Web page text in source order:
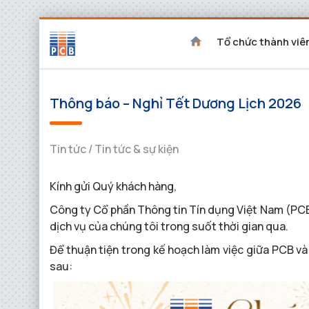
Tổ chức thành
Thông báo – Nghỉ Tết Dương Lịch 2026
Tin tức / Tin tức & sự kiện
Kính gửi Quý khách hàng,
Công ty Cổ phần Thông tin Tín dụng Việt Nam
dịch vụ của chúng tôi trong suốt thời gian qua.
Để thuận tiện trong kế hoạch làm việc giữa PCB
sau: